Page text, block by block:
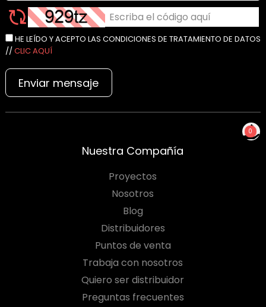
0
NO TIENES PRODUCTOS
PARA COTIZAR
HE LEÍDO Y ACEPTO LAS CONDICIONES DE TRATAMIENTO DE DATOS
// CLIC AQUÍ
Enviar mensaje
Nuestra Compañía
Proyectos
Nosotros
Blog
Distribuidores
Puntos de venta
Trabaja con nosotros
Quiero ser distribuidor
Preguntas frecuentes